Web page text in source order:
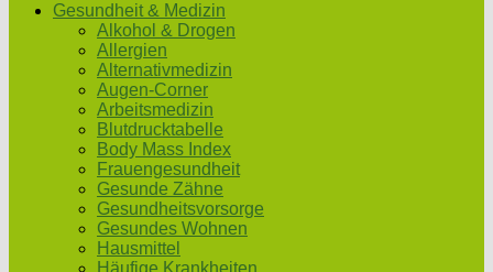
Gesundheit & Medizin
Alkohol & Drogen
Allergien
Alternativmedizin
Augen-Corner
Arbeitsmedizin
Blutdrucktabelle
Body Mass Index
Frauengesundheit
Gesunde Zähne
Gesundheitsvorsorge
Gesundes Wohnen
Hausmittel
Häufige Krankheiten